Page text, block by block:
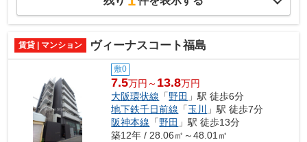
賃貸 | マンション ヴィーナスコート福島
敷0
7.5万円～ 13.8万円
大阪環状線 「野田 」駅 徒歩6分
地下鉄千日前線 「玉川
」駅 徒歩7分
阪神本線 「野田 」駅 徒歩13分
築12年 / 28.06㎡～48.01㎡